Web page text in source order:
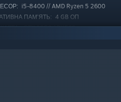
i5-8400 // AMD Ryzen 5 2600
ПАМ’ЯТЬ: 4 GB ОП
GTX 1050 / RX560